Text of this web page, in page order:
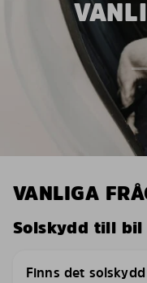
VANLIGA
Solskydd till
Finns det